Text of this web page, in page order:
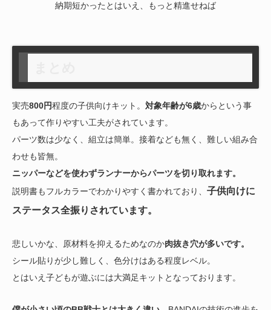
納期短かったとはいえ、もっと精進せねば
実売800円程度の子供向けキット。 対象年齢が6歳からという事
もあって作りやすい工夫がされています。
パーツ数は少なく、組立は簡単。接着なども無く、難しい組み合
わせも皆無。
ニッパーなどを使わずランナーからパーツを切り取れます。
説明書もフルカラーでわかりやすく書かれており、 子供向けに
ステータス全振りされています。
悲しいかな、原材料を抑えるためなのか肉抜き穴が多いです。
シール貼りが少し難しく、色分けはある程度レベル。
とはいえ子どもが遊ぶには大満足キットとなっております。